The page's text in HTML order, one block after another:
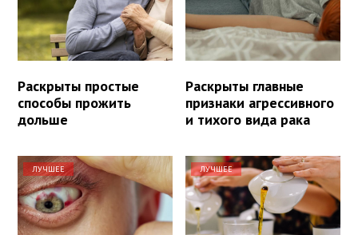
Раскрыты простые
способы прожить
дольше
Раскрыты главные
признаки агрессивного
и тихого вида рака
ЛУЧШЕЕ ЛУЧШЕЕ